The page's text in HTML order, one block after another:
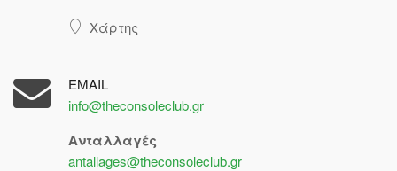
Χάρτης
EMAIL
info@theconsoleclub.gr
Ανταλλαγές
antallages@theconsoleclub.gr